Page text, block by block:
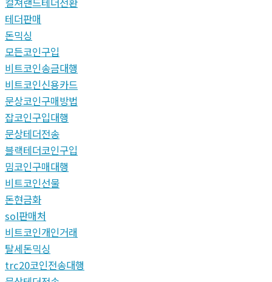
테더판매
돈믹싱
모든코인구입
비트코인송금대행
비트코인신용카드
문상코인구매방법
잡코인구입대행
문상테더전송
블랙테더코인구입
밈코인구매대행
비트코인선물
돈현금화
sol판매처
비트코인개인거래
탈세돈믹싱
trc20코인전송대행